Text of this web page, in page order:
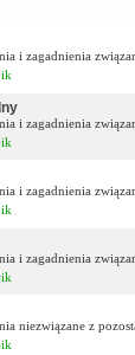
i zagadnienia
i zagadnienia
i zagadnienia
i zagadnienia
niezwiązane z